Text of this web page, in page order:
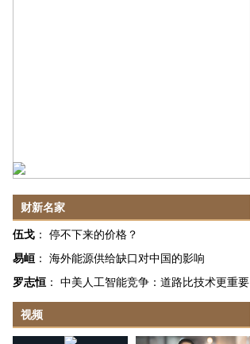
财新名家
伍戈 ： 停不下来的价格？
易峘 ： 海外能源供给缺口对中国的影响
罗志恒 ： 中美人工智能竞争：道路比技术更重要
视频